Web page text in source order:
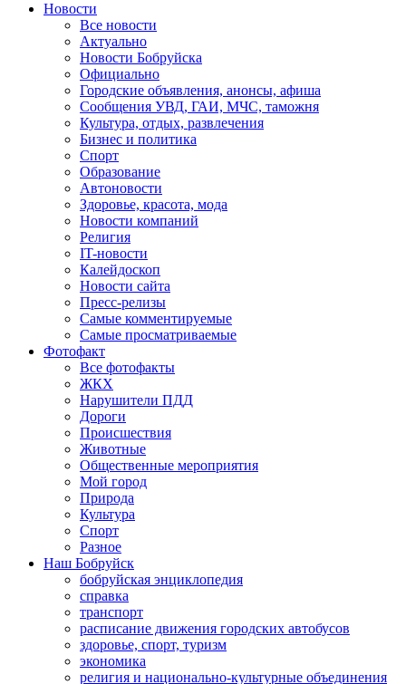
Новости
Все новости
Актуально
Новости Бобруйска
Официально
Городские объявления, анонсы, афиша
Сообщения УВД, ГАИ, МЧС, таможня
Культура, отдых, развлечения
Бизнес и политика
Спорт
Образование
Автоновости
Здоровье, красота, мода
Новости компаний
Религия
IT-новости
Калейдоскоп
Новости сайта
Пресс-релизы
Самые комментируемые
Самые просматриваемые
Фотофакт
Все фотофакты
ЖКХ
Нарушители ПДД
Дороги
Происшествия
Животные
Общественные мероприятия
Мой город
Природа
Культура
Спорт
Разное
Наш Бобруйск
бобруйская энциклопедия
справка
транспорт
расписание движения городских автобусов
здоровье, спорт, туризм
экономика
религия и национально-культурные объединения